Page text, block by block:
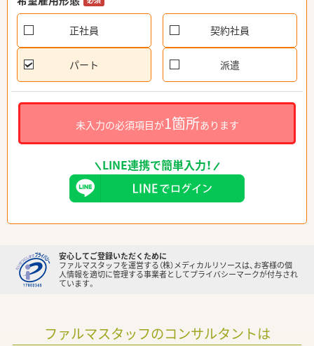
正社員 契約社員
パート 派遣
未入力の必須項目が1箇所あります
LINE連携で簡単入力！
安心してご登録いただくために
ファルマスタッフを運営する（株）メディカルリソースは、お客様の個
人情報を適切に管理する事業者としてプライバシーマークが付与され
ています。
ファルマスタッフのコンサルタントは